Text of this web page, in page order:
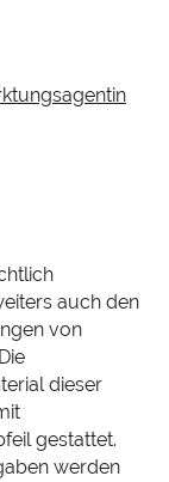
auch den
von
dieser
gestattet.
werden